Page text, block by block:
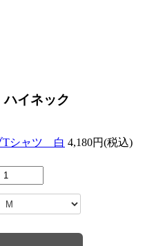
イネック
Tシャツ 白 4,180円(税込)